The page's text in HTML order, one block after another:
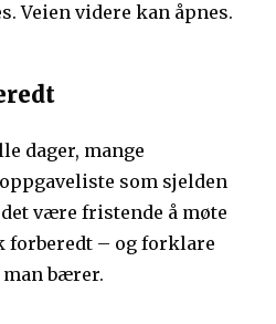
Veien videre kan åpnes.
dager, mange
som sjelden
være fristende å møte
forberedt – og forklare
man bærer.